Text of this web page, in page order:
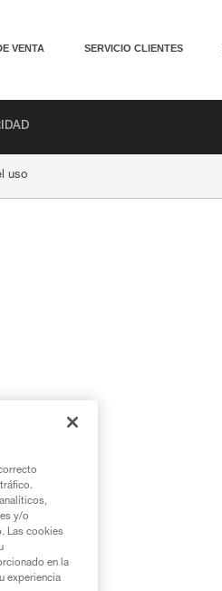
VENTA SERVICIO CLIENTES
uso
y/o
Las cookies
en la
experiencia